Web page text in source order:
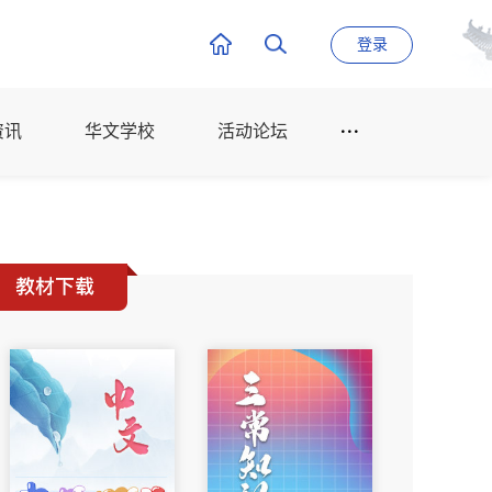
登录
讯 华文学校 活动论坛